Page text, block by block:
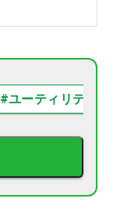
#ユーティリティ